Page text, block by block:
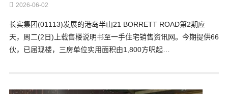
2026-06-02
长实集团(01113)发展的港岛半山21 BORRETT ROAD第2期应
天，周二(2日)上载售楼说明书至一手住宅销售资讯网。今期提供66
伙，已届现楼，三房单位实用面积由1,800方呎起…